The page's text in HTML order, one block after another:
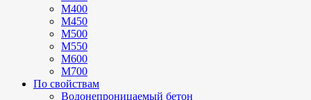
М400
М450
М500
М550
М600
М700
По свойствам
Водонепроницаемый бетон